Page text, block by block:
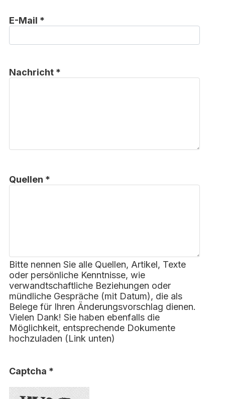
E-Mail *
Nachricht *
Quellen *
Bitte nennen Sie alle Quellen, Artikel, Texte
oder persönliche Kenntnisse, wie
verwandtschaftliche Beziehungen oder
mündliche Gespräche (mit Datum), die als
Belege für Ihren Änderungsvorschlag dienen.
Vielen Dank! Sie haben ebenfalls die
Möglichkeit, entsprechende Dokumente
hochzuladen (Link unten)
Captcha *